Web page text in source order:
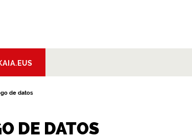
de datos
DE DATOS